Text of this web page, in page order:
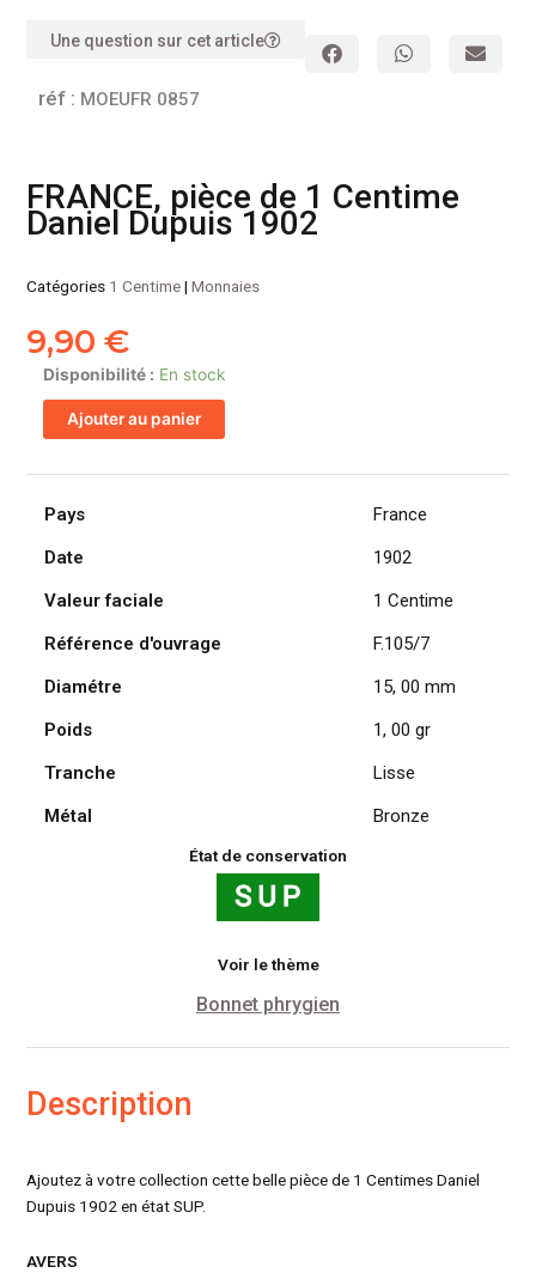
Une question sur cet article
réf : MOEUFR 0857
FRANCE, pièce de 1 Centime
Daniel Dupuis 1902
Catégories 1 Centime|Monnaies
9,90€
Disponibilité : En stock
quantité
de
FRANCE,
de
Daniel
1902
Ajouter au panier
Pays
France
Date
1902
Valeur faciale
1 Centime
Référence d'ouvrage
F.105/7
Diamétre
15, 00 mm
Poids
1, 00 gr
Tranche
Lisse
Métal
Bronze
État de conservation
Voir le thème
Bonnet phrygien
Description
Ajoutez à votre collection cette belle pièce de 1 Centimes Daniel
Dupuis 1902 en état SUP.
AVERS